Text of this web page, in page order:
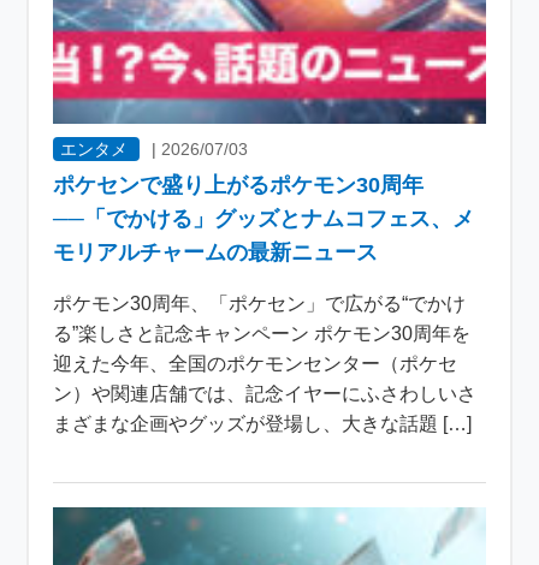
エンタメ | 2026/07/03
ポケセンで盛り上がるポケモン30周年
──「でかける」グッズとナムコフェス、メ
モリアルチャームの最新ニュース
ポケモン30周年、「ポケセン」で広がる“でかけ
る”楽しさと記念キャンペーン ポケモン30周年を
迎えた今年、全国のポケモンセンター（ポケセ
ン）や関連店舗では、記念イヤーにふさわしいさ
まざまな企画やグッズが登場し、大きな話題 […]